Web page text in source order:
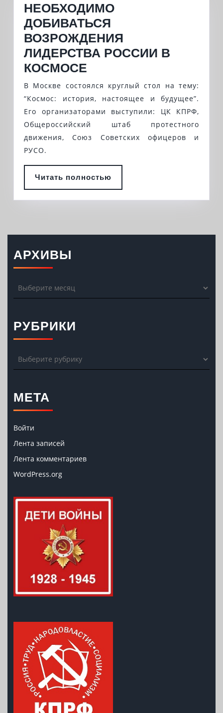
НЕОБХОДИМО
ДОБИВАТЬСЯ
ВОЗРОЖДЕНИЯ
ЛИДЕРСТВА РОССИИ В
КОСМОСЕ
ДОБИВАТЬСЯ
ВОЗРОЖДЕНИЯ
ЛИДЕРСТВА
РОССИИ
В
В Москве состоялся круглый стол на тему:
“Космос: история, настоящее и будущее”.
Его организаторами выступили: ЦК КПРФ,
Общероссийский штаб протестного
движения, Союз Советских офицеров и
РУСО.
Читать полностью
полностью
АРХИВЫ
РУБРИКИ
МЕТА
Войти
Лента записей
Лента комментариев
WordPress.org